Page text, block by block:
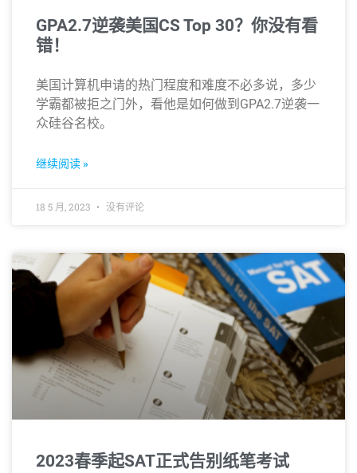
GPA2.7逆袭美国CS Top 30？你没有看
错！
美国计算机申请的热门程度和难度不必多说，多少
学霸都被拒之门外，看他是如何做到GPA2.7逆袭一
众硅谷名校。
继续阅读 »
18 5 月, 2023 没有评论
2023春季起SAT正式告别纸笔考试